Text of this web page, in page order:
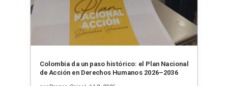
Colombia da un paso histórico: el Plan Nacional
de Acción en Derechos Humanos 2026–2036